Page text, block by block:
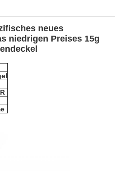
neues
niedrigen Preises 15g